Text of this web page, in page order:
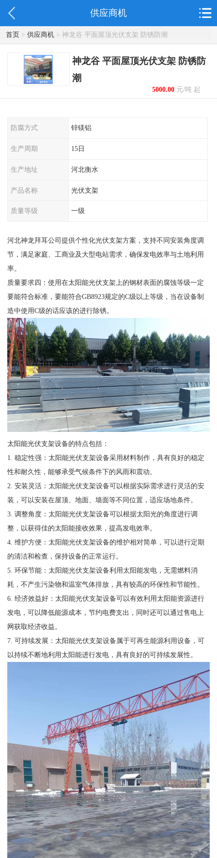
供应商机
首页> 供应商机> 神龙谷 平面屋顶光伏支架 防锈防潮
神龙谷 平面屋顶光伏支架 防锈防
潮
5000.00元/吨 起
防腐方式 锌镁铝
生产周期 15日
生产地址 河北衡水
产品名称 光伏支架
质量等级 一级
河北神龙拜耳公司提供个性化光伏支架方案，支持不同安装角度调
节，满足家庭、工商业及大型电站需求，确保发电效率与土地利用
率。
质量要求四：使用在太阳能光伏支架上的钢材表面的腐蚀等级一定
要能符合标准，要能符合GB8923规定的C级以上等级，当在设备制
造中使用C级的话应该的进行除锈。
太阳能光伏支架设备的特点包括：
1. 稳定性强：太阳能光伏支架设备采用材料制作，具有良好的稳定
性和耐久性，能够承受气候条件下的风雨和震动。
2. 安装灵活：太阳能光伏支架设备可以根据实际需求进行灵活的安
装，可以安装在屋顶、地面、墙面等不同位置，适应场地条件。
3. 调整角度：太阳能光伏支架设备可以根据太阳光的角度进行调
整，以获得佳的太阳能接收效果，提高发电效率。
4. 维护方便：太阳能光伏支架设备的维护相对简单，可以进行定期
的清洁和检查，保持设备的正常运行。
5. 环保节能：太阳能光伏支架设备利用太阳能发电，无需燃料消
耗，不产生污染物和温室气体排放，具有较高的环保性和节能性。
6. 经济效益好：太阳能光伏支架设备可以有效利用太阳能资源进行
发电，可以降低能源成本，节约电费支出，同时还可以通过售电上
网获取经济收益。
7. 可持续发展：太阳能光伏支架设备属于可再生能源利用设备，可
以持续不断地利用太阳能进行发电，具有良好的可持续发展性。